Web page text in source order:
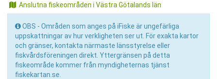
Anslutna fiskeområden i Västra Götalands län
OBS - Områden som anges på iFiske är ungefärliga
uppskattningar av hur verkligheten ser ut. För exakta kartor
och gränser, kontakta närmaste länsstyrelse eller
fiskvårdsföreningen direkt. Yttergränsen på detta
fiskeområde kommer från myndigheternas tjänst
fiskekartan.se.